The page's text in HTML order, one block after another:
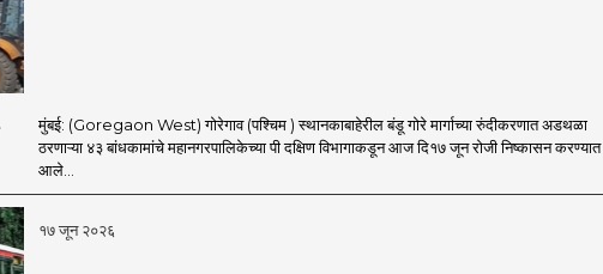
मुंबई: (Goregaon West) गोरेगाव (पश्चिम ) स्थानकाबाहेरील बंडू गोरे मार्गाच्या रुंदीकरणात अडथळा
ठरणाऱ्या ४३ बांधकामांचे महानगरपालिकेच्या पी दक्षिण विभागाकडून आज दि१७ जून रोजी निष्कासन करण्यात
आले...
१७ जून २०२६